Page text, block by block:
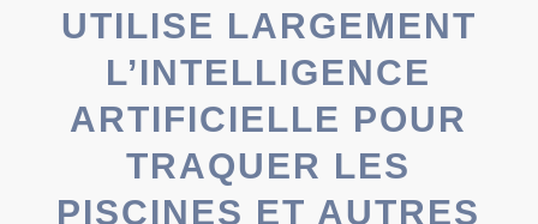
UTILISE LARGEMENT
L’INTELLIGENCE
ARTIFICIELLE POUR
TRAQUER LES
PISCINES ET AUTRES